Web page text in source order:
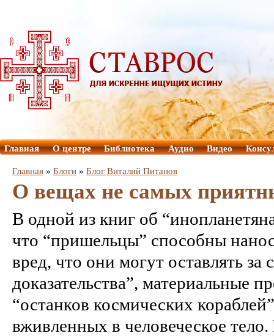
Главная О центре Библиотека Аудио Видео
Главная » Блоги » Блог Виталий Питанов
О вещах не самых
В одной из книг об
что “пришельцы” способны
вред, что они могут оставлять
доказательства”, материальные
“останков космических
вживленных в человеческое тело.